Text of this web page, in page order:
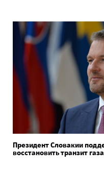
Президент Словакии
восстановить транзит газа